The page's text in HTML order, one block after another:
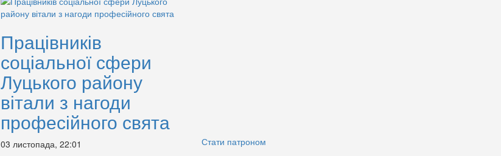
Працівників
соціальної сфери
Луцького району
вітали з нагоди
професійного свята
03 листопада, 22:01 Стати патроном